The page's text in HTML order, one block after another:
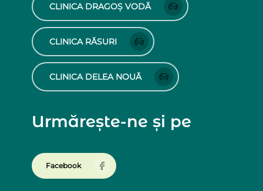
CLINICA DRAGOȘ VODĂ
CLINICA RĂSURI
CLINICA DELEA NOUĂ
Urmărește-ne și pe
Facebook